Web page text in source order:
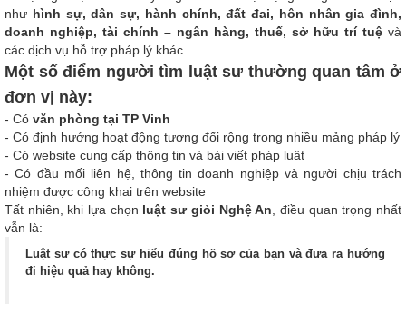
như hình sự, dân sự, hành chính, đất đai, hôn nhân gia đình,
doanh nghiệp, tài chính – ngân hàng, thuế, sở hữu trí tuệ và
các dịch vụ hỗ trợ pháp lý khác.
Một số điểm người tìm luật sư thường quan tâm ở
đơn vị này:
- Có văn phòng tại TP Vinh
- Có định hướng hoạt động tương đối rộng trong nhiều mảng pháp lý
- Có website cung cấp thông tin và bài viết pháp luật
- Có đầu mối liên hệ, thông tin doanh nghiệp và người chịu trách
nhiệm được công khai trên website
Tất nhiên, khi lựa chọn luật sư giỏi Nghệ An , điều quan trọng nhất
vẫn là:
Luật sư có thực sự hiểu đúng hồ sơ của bạn và đưa ra hướng
đi hiệu quả hay không.